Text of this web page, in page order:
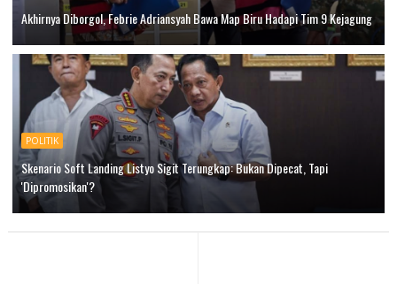
Akhirnya Diborgol, Febrie Adriansyah Bawa Map Biru Hadapi Tim 9 Kejagung
POLITIK
Skenario Soft Landing Listyo Sigit Terungkap: Bukan Dipecat, Tapi
'Dipromosikan'?